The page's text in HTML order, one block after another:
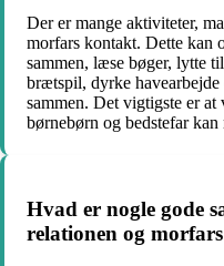
Der er mange aktiviteter,
morfars kontakt. Dette kan
sammen, læse bøger, lytte
brætspil, dyrke havearbejde
sammen. Det vigtigste er
børnebørn og bedstefar
Hvad er nogle gode
relationen og